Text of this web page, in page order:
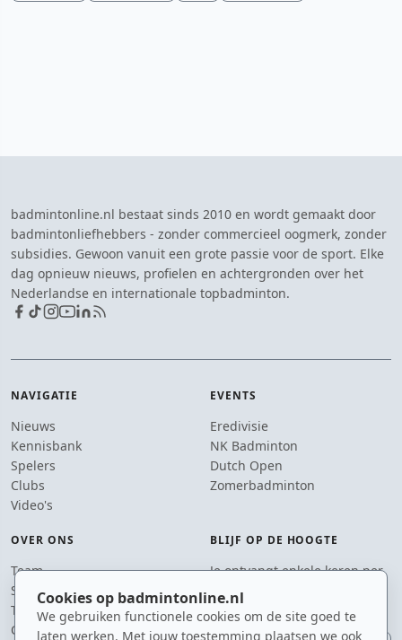
Cookies op badmintonline.nl
We gebruiken functionele cookies om de site goed te
laten werken. Met jouw toestemming plaatsen we ook
badmintonline.nl bestaat sinds 2010 en wordt gemaakt door
badmintonliefhebbers - zonder commercieel oogmerk, zonder
subsidies. Gewoon vanuit een grote passie voor de sport. Elke
dag opnieuw nieuws, profielen en achtergronden over het
Nederlandse en internationale topbadminton.
NAVIGATIE
Nieuws
Kennisbank
Spelers
Clubs
Video's
EVENTS
Eredivisie
NK Badminton
Dutch Open
Zomerbadminton
OVER ONS
Team
Supporters
Tip de redactie
Contact
BLIJF OP DE HOOGTE
Je ontvangt enkele keren per
jaar een e-mail met het
laatste badmintonnieuws.